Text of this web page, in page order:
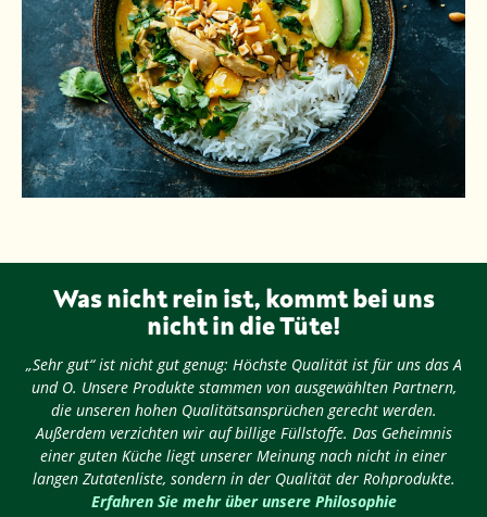
Was nicht rein ist, kommt bei uns
nicht in die Tüte!
„Sehr gut“ ist nicht gut genug: Höchste Qualität ist für uns das A
und O. Unsere Produkte stammen von ausgewählten Partnern,
die unseren hohen Qualitätsansprüchen gerecht werden.
Außerdem verzichten wir auf billige Füllstoffe. Das Geheimnis
einer guten Küche liegt unserer Meinung nach nicht in einer
langen Zutatenliste, sondern in der Qualität der Rohprodukte.
Erfahren Sie mehr über unsere Philosophie